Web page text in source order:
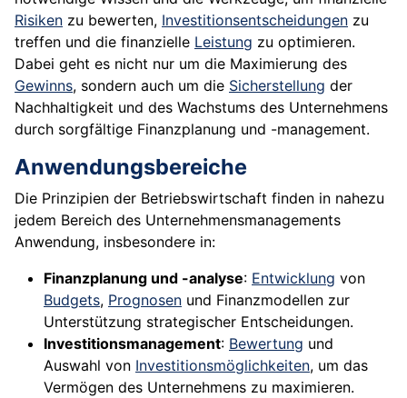
Risiken zu bewerten, Investitionsentscheidungen zu
treffen und die finanzielle Leistung zu optimieren.
Dabei geht es nicht nur um die Maximierung des
Gewinns, sondern auch um die Sicherstellung der
Nachhaltigkeit und des Wachstums des Unternehmens
durch sorgfältige Finanzplanung und -management.
Anwendungsbereiche
Die Prinzipien der Betriebswirtschaft finden in nahezu
jedem Bereich des Unternehmensmanagements
Anwendung, insbesondere in:
Finanzplanung und -analyse: Entwicklung von
Budgets, Prognosen und Finanzmodellen zur
Unterstützung strategischer Entscheidungen.
Investitionsmanagement: Bewertung und
Auswahl von Investitionsmöglichkeiten, um das
Vermögen des Unternehmens zu maximieren.